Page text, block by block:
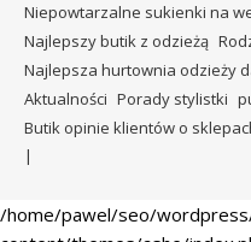
Niepowtarzalne sukienki na
Najlepszy butik z odzieżą
Najlepsza hurtownia odzieży
Aktualności Porady stylistki
Butik opinie klientów o
/home/pawel/seo/